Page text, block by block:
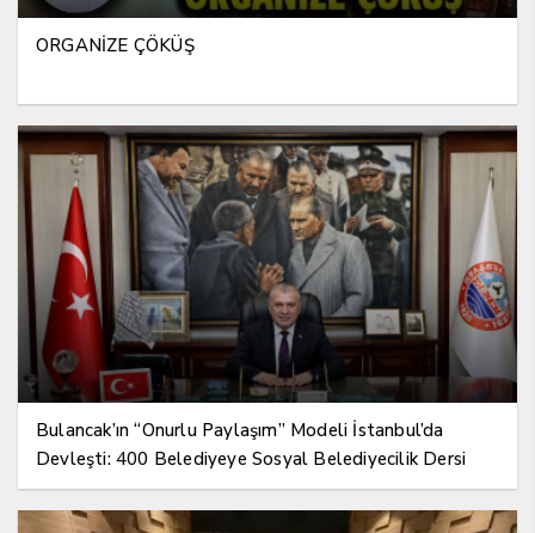
ORGANİZE ÇÖKÜŞ
Bulancak’ın “Onurlu Paylaşım” Modeli İstanbul’da
Devleşti: 400 Belediyeye Sosyal Belediyecilik Dersi